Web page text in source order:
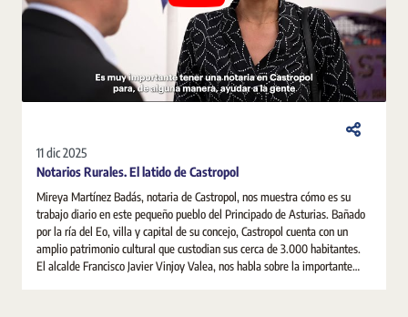
11 dic 2025
Notarios Rurales. El latido de Castropol
Mireya Martínez Badás, notaria de Castropol, nos muestra cómo es su
trabajo diario en este pequeño pueblo del Principado de Asturias. Bañado
por la ría del Eo, villa y capital de su concejo, Castropol cuenta con un
amplio patrimonio cultural que custodian sus cerca de 3.000 habitantes.
El alcalde Francisco Javier Vinjoy Valea, nos habla sobre la importante